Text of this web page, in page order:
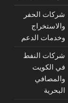
شركات الحفر
والاستخراج
وخدمات الدعم
شركات النفط
في الكويت
والمصافي
البحرية